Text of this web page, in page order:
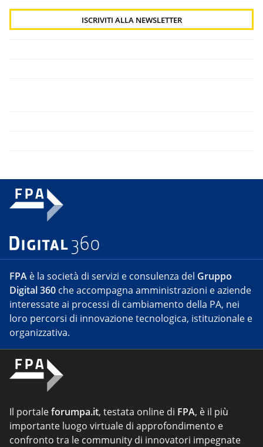
FPA è la società di servizi e consulenza del Gruppo
Digital 360 che accompagna amministrazioni e aziende
interessate ai processi di cambiamento della PA, nei
loro percorsi di innovazione tecnologica, istituzionale e
organizzativa.
Il portaleforumpa.it, testata online di FPA, è il più
importante luogo virtuale di approfondimento e
confronto tra le community di innovatori impegnate